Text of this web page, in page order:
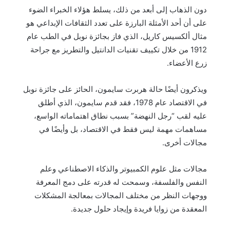
دون الذهاب إلى أبعد من ذلك، يسلط هؤلاء الخبراء الضوء
على أن أحد الأمثلة البارزة على تعدد الثقافات الإبداعي هو
مثال ألكسيس كاريل، الذي فاز بجائزة نوبل في الطب عام
1912 من خلال تكييف تقنيات الدانتيل والتطريز مع جراحة
زرع الأعضاء.
ويذكرون أيضًا حالة هربرت سايمون، الحائز على جائزة نوبل
في الاقتصاد عام 1978، فقد قدم سايمون، الذي أطلق
عليه لقب “رجل النهضة” بسبب نطاق اهتماماته الواسع،
مساهمات مهمة ليس فقط في الاقتصاد، بل وأيضًا في
مجالات أخرى.
مجالات مثل علوم الكمبيوتر والذكاء الاصطناعي وعلم
النفس والفلسفة، وسمحت له قدرته على دمج المعرفة
ووجهات النظر من مختلف المجالات بمعالجة المشكلات
المعقدة من زوايا فريدة وإيجاد حلول جديدة.